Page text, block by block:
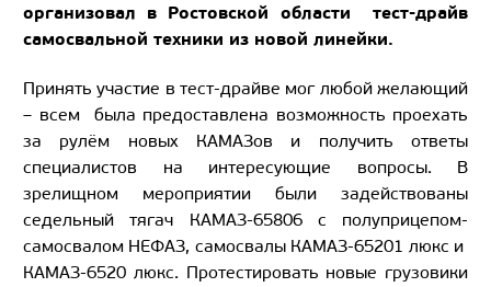
организовал в Ростовской области тест-драйв
самосвальной техники из новой линейки.
Принять участие в тест-драйве мог любой желающий
– всем была предоставлена возможность проехать
за рулём новых КАМАЗов и получить ответы
специалистов на интересующие вопросы. В
зрелищном мероприятии были задействованы
седельный тягач КАМАЗ-65806 с полуприцепом-
самосвалом НЕФАЗ, самосвалы КАМАЗ-65201 люкс и
КАМАЗ-6520 люкс. Протестировать новые грузовики